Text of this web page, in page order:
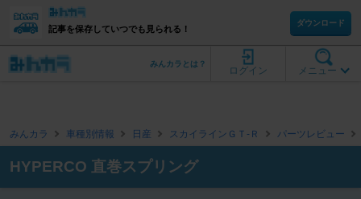
記事を保存していつでも見られる！
ダウンロード
メニュー
ログイン
みんカラとは？
みんカラ 車種別情報 日産 スカイラインＧＴ‐Ｒ パーツレビュー
HYPERCO 直巻スプリング